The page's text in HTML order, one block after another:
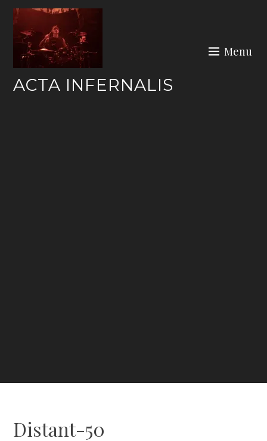
Skip
content
ACTA INFERNALIS
Menu
Distant-50